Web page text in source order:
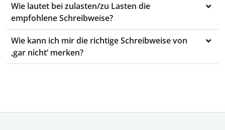
Wie lautet bei zulasten/zu Lasten die
empfohlene Schreibweise?
Wie kann ich mir die richtige Schreibweise von
‚gar nicht‘ merken?